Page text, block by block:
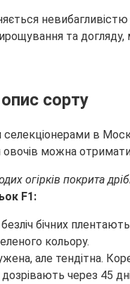
та
сорту
в
можна
огірків покрита
F1:
бічних
кольору.
але тендітна.
через 45